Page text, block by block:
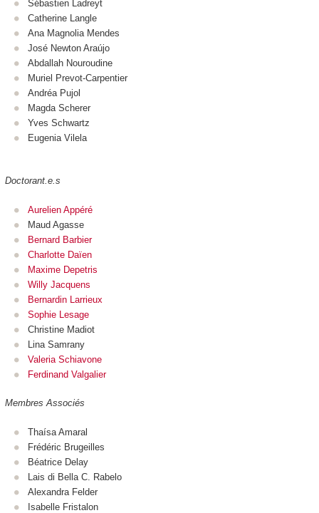
Sébastien Ladreyt
Catherine Langle
Ana Magnolia Mendes
José Newton Araújo
Abdallah Nouroudine
Muriel Prevot-Carpentier
Andréa Pujol
Magda Scherer
Yves Schwartz
Eugenia Vilela
Doctorant.e.s
Aurelien Appéré
Maud Agasse
Bernard Barbier
Charlotte Daïen
Maxime Depetris
Willy Jacquens
Bernardin Larrieux
Sophie Lesage
Christine Madiot
Lina Samrany
Valeria Schiavone
Ferdinand Valgalier
Membres Associés
Thaísa Amaral
Frédéric Brugeilles
Béatrice Delay
Lais di Bella C. Rabelo
Alexandra Felder
Isabelle Fristalon